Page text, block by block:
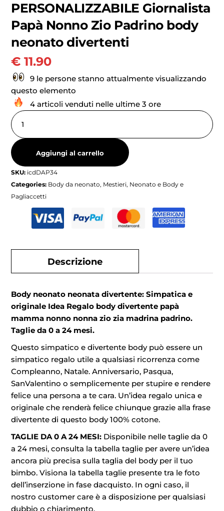
PERSONALIZZABILE Giornalista
Papà Nonno Zio Padrino body
neonato divertenti
€ 11.90
9 le persone stanno attualmente visualizzando
questo elemento
4 articoli venduti nelle ultime 3 ore
Aggiungi al carrello
SKU: icdDAP34
Categories: Body da neonato, Mestieri, Neonato e Body e
Pagliaccetti
Descrizione
Body neonato neonata divertente: Simpatica e
originale Idea Regalo body divertente papà
mamma nonno nonna zio zia madrina padrino.
Taglie da 0 a 24 mesi.
Questo simpatico e divertente body può essere un
simpatico regalo utile a qualsiasi ricorrenza come
Compleanno, Natale. Anniversario, Pasqua,
SanValentino o semplicemente per stupire e rendere
felice una persona a te cara. Un’idea regalo unica e
originale che renderà felice chiunque grazie alla frase
divertente di questo body 100% cotone.
TAGLIE DA 0 A 24 MESI: Disponibile nelle taglie da 0
a 24 mesi, consulta la tabella taglie per avere un’idea
ancora più precisa sulla taglia del body per il tuo
bimbo. Visiona la tabella taglie presente tra le foto
dell’inserzione in fase dacquisto. In ogni caso, il
nostro customer care è a disposizione per qualsiasi
dubbio o chiarimento.